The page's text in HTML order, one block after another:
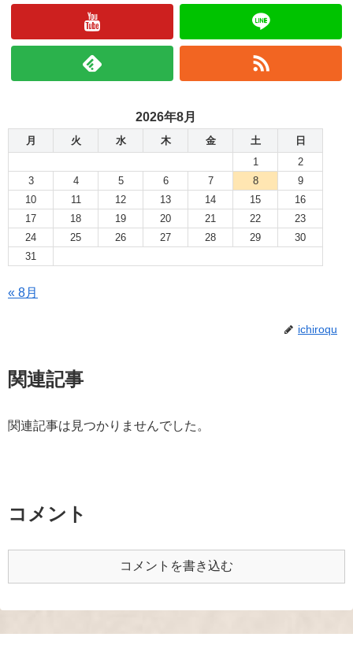
2026年8月
月 火 水 木 金 土
日
1
2
3
4 5 6 7 8
9
10
11 12 13 14 15
16
17
18 19 20 21 22
23
24
25 26 27 28 29
30
31
« 8月
ichiroqu
関連記事
関連記事は見つかりませんでした。
コメント
コメントを書き込む